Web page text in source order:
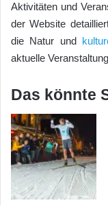
Aktivitäten und
der Website
die Natur und
aktuelle
Das könnte